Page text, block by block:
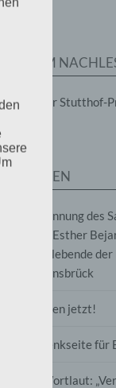
ZUM
Der Stutthof-
SEITEN
Benennung des
nach Esther
Überlebende
Ravensbrück
Frieden jetzt!
Gedenkseite
Im Wortlaut: